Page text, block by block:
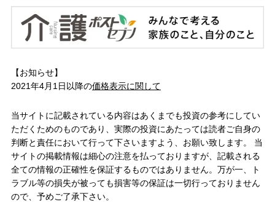
【お知らせ】
2021年4月1日以降の価格表示に関して
当サイトに記載されている内容はあくまでも投資の参考にしてい
ただくためのものであり、実際の投資にあたっては読者ご自身の
判断と責任において行って下さいますよう、お願い致します。 当
サイトの掲載情報は細心の注意を払っておりますが、記載される
全ての情報の正確性を保証するものではありません。万が一、ト
ラブル等の損失が被っても損害等の保証は一切行っておりません
ので、予めご了承下さい。